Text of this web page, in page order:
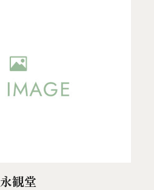
永観堂